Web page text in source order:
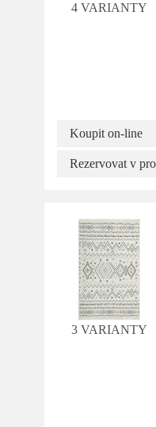
4 VARIANTY
Koupit on-line
Rezervovat v
3 VARIANTY